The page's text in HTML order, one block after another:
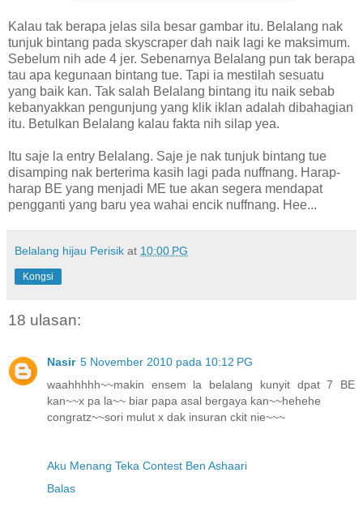
Kalau tak berapa jelas sila besar gambar itu. Belalang nak
tunjuk bintang pada skyscraper dah naik lagi ke maksimum.
Sebelum nih ade 4 jer. Sebenarnya Belalang pun tak berapa
tau apa kegunaan bintang tue. Tapi ia mestilah sesuatu
yang baik kan. Tak salah Belalang bintang itu naik sebab
kebanyakkan pengunjung yang klik iklan adalah dibahagian
itu. Betulkan Belalang kalau fakta nih silap yea.
Itu saje la entry Belalang. Saje je nak tunjuk bintang tue
disamping nak berterima kasih lagi pada nuffnang. Harap-
harap BE yang menjadi ME tue akan segera mendapat
pengganti yang baru yea wahai encik nuffnang. Hee...
Belalang hijau Perisik at 10:00 PG
Kongsi
18 ulasan:
Nasir 5 November 2010 pada 10:12 PG
waahhhhh~~makin ensem la belalang kunyit dpat 7 BE
kan~~x pa la~~ biar papa asal bergaya kan~~hehehe
congratz~~sori mulut x dak insuran ckit nie~~~
Aku Menang Teka Contest Ben Ashaari
Balas